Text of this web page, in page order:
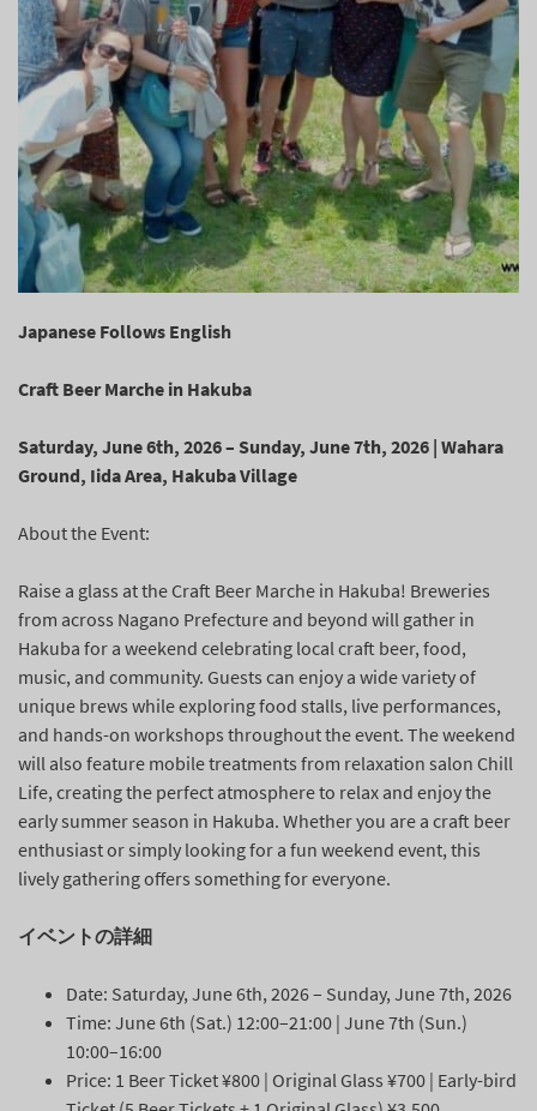
Japanese Follows English
Craft Beer Marche in Hakuba
Saturday, June 6th, 2026 – Sunday, June 7th, 2026 | Wahara
Ground, Iida Area, Hakuba Village
About the Event:
Raise a glass at the Craft Beer Marche in Hakuba! Breweries
from across Nagano Prefecture and beyond will gather in
Hakuba for a weekend celebrating local craft beer, food,
music, and community. Guests can enjoy a wide variety of
unique brews while exploring food stalls, live performances,
and hands-on workshops throughout the event. The weekend
will also feature mobile treatments from relaxation salon Chill
Life, creating the perfect atmosphere to relax and enjoy the
early summer season in Hakuba. Whether you are a craft beer
enthusiast or simply looking for a fun weekend event, this
lively gathering offers something for everyone.
イベントの詳細
Date: Saturday, June 6th, 2026 – Sunday, June 7th, 2026
Time: June 6th (Sat.) 12:00–21:00 | June 7th (Sun.)
10:00–16:00
Price: 1 Beer Ticket ¥800 | Original Glass ¥700 | Early-bird